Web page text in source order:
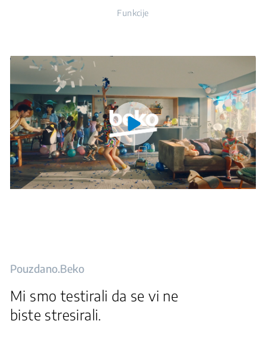
Funkcije
Pouzdano.Beko
Mi smo testirali da se vi ne
biste stresirali.